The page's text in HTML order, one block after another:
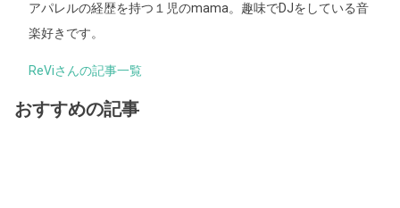
アパレルの経歴を持つ１児のmama。趣味でDJをしている音
楽好きです。
ReViさんの記事一覧
おすすめの記事